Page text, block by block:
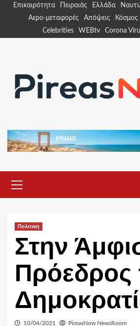
Επικαιρότητα Πειραιάς Ελλάδα
Αερο-μεταφορές
Απόψεις Κόσμος
Celebrities
WEBtv Corona
Menu
Πολιτικη
Στην
Πρόεδρος
10/04/2021 PireasNow NewsRoom